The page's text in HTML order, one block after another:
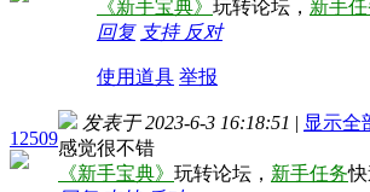
《新手宝典》 玩转论坛， 新手
回复 支持 反对
使用道具 举报
12509
发表于 2023-6-3 16:18:51 | 显示全
感觉很不错
《新手宝典》 玩转论坛， 新手任务快